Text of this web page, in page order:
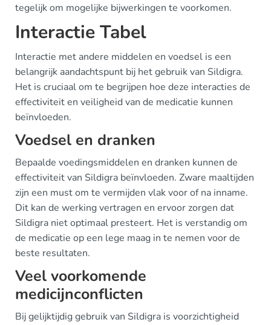
tegelijk om mogelijke bijwerkingen te voorkomen.
Interactie Tabel
Interactie met andere middelen en voedsel is een
belangrijk aandachtspunt bij het gebruik van Sildigra.
Het is cruciaal om te begrijpen hoe deze interacties de
effectiviteit en veiligheid van de medicatie kunnen
beïnvloeden.
Voedsel en dranken
Bepaalde voedingsmiddelen en dranken kunnen de
effectiviteit van Sildigra beïnvloeden. Zware maaltijden
zijn een must om te vermijden vlak voor of na inname.
Dit kan de werking vertragen en ervoor zorgen dat
Sildigra niet optimaal presteert. Het is verstandig om
de medicatie op een lege maag in te nemen voor de
beste resultaten.
Veel voorkomende
medicijnconflicten
Bij gelijktijdig gebruik van Sildigra is voorzichtigheid